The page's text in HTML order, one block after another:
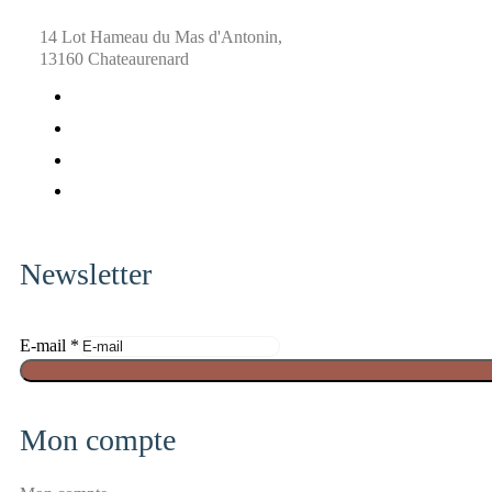
14 Lot Hameau du Mas d'Antonin,
13160 Chateaurenard
Newsletter
a
n
-
E-mail *
Mon compte